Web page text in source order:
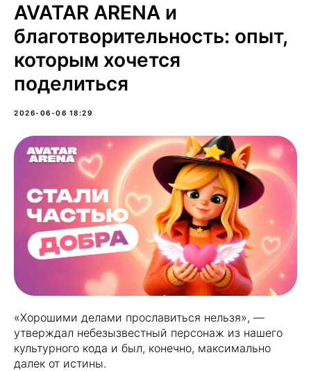
AVATAR ARENA и
благотворительность: опыт,
которым хочется
поделиться
2026-06-06 18:29
«Хорошими делами прославиться нельзя», —
утверждал небезызвестный персонаж из нашего
культурного кода и был, конечно, максимально
далек от истины.